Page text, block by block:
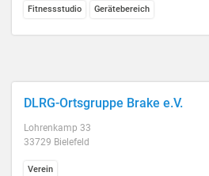
Fitnessstudio Gerätebereich
DLRG-Ortsgruppe Brake e.V.
Lohrenkamp 33
33729 Bielefeld
Verein